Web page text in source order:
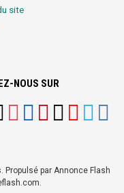
site
NOUS SUR
par Annonce Flash